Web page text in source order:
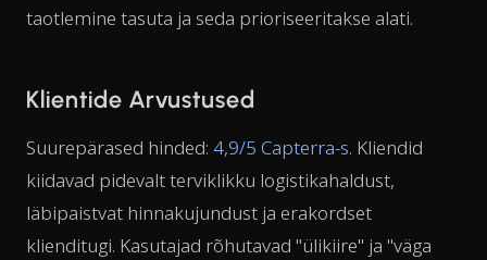
taotlemine tasuta ja seda prioriseeritakse alati.
Klientide Arvustused
Suurepärased hinded: 4,9/5 Capterra-s. Kliendid
kiidavad pidevalt terviklikku logistikahaldust,
läbipaistvat hinnakujundust ja erakordset
klienditugi. Kasutajad rõhutavad "ülikiire" ja "väga